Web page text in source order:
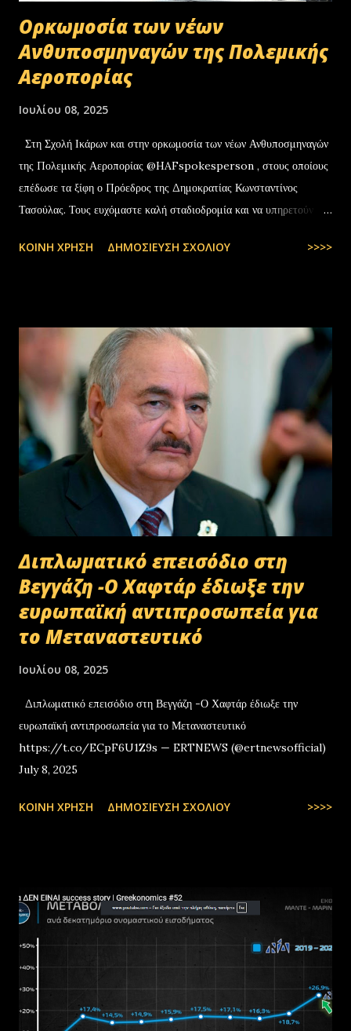
Oρκωμοσία των νέων
Ανθυποσμηναγών της Πολεμικής
Αεροπορίας
Ιουλίου 08, 2025
Στη Σχολή Ικάρων και στην ορκωμοσία των νέων Ανθυποσμηναγών
της Πολεμικής Αεροπορίας @HAFspokesperson , στους οποίους
επέδωσε τα ξίφη ο Πρόεδρος της Δημοκρατίας Κωνσταντίνος
Τασούλας. Τους ευχόμαστε καλή σταδιοδρομία και να υπηρετούν με
pic.twitter.com/t6bNFBH5Ce — Nikos Dendias
ΚΟΙΝΉ ΧΡΉΣΗ ΔΗΜΟΣΊΕΥΣΗ ΣΧΟΛΊΟΥ >>>>
Διπλωματικό επεισόδιο στη
Βεγγάζη -Ο Χαφτάρ έδιωξε την
ευρωπαϊκή αντιπροσωπεία για
το Μεταναστευτικό
Ιουλίου 08, 2025
Διπλωματικό επεισόδιο στη Βεγγάζη -Ο Χαφτάρ έδιωξε την
ευρωπαϊκή αντιπροσωπεία για το Μεταναστευτικό
https://t.co/ECpF6U1Z9s — ERTNEWS (@ertnewsofficial)
July 8, 2025
ΚΟΙΝΉ ΧΡΉΣΗ ΔΗΜΟΣΊΕΥΣΗ ΣΧΟΛΊΟΥ >>>>